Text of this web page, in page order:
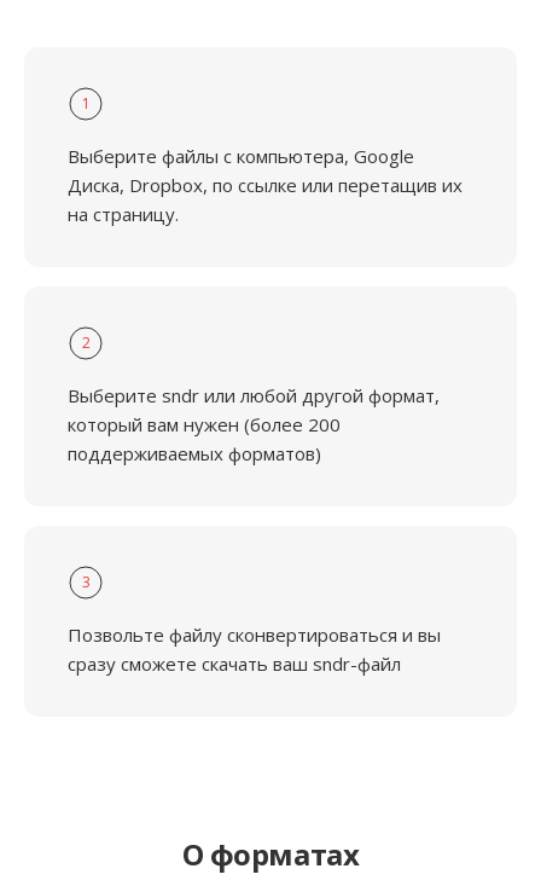
1
Выберите файлы с компьютера, Google
Диска, Dropbox, по ссылке или перетащив их
на страницу.
2
Выберите sndr или любой другой формат,
который вам нужен (более 200
поддерживаемых форматов)
3
Позвольте файлу сконвертироваться и вы
сразу сможете скачать ваш sndr-файл
О форматах